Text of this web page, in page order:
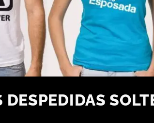
DESPEDIDAS